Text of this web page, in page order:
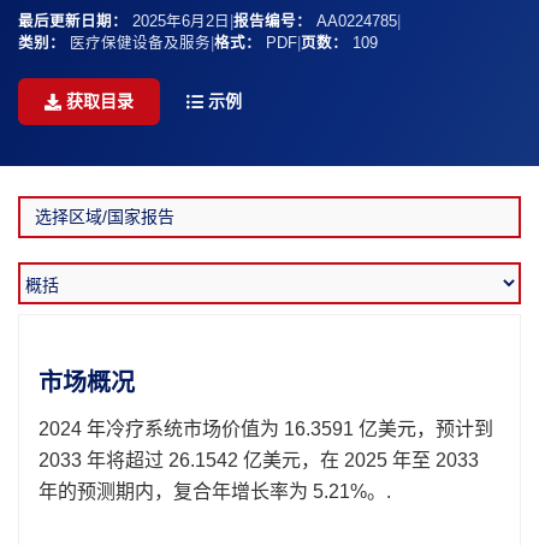
最后更新日期： 2025年6月2日 报告编号： AA0224785
类别：
医疗保健设备及服务 格式： PDF 页数： 109
获取目录 示例
市场概况
2024 年冷疗系统市场价值为 16.3591 亿美元，预计到
2033 年将超过 26.1542 亿美元，在 2025 年至 2033
年的预测期内，复合年增长率为 5.21%。.